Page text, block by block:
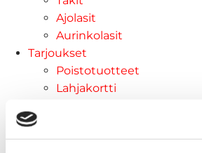
Ajolasit
Aurinkolasit
Tarjoukset
Poistotuotteet
Lahjakortti
Listat ja kansikatteet